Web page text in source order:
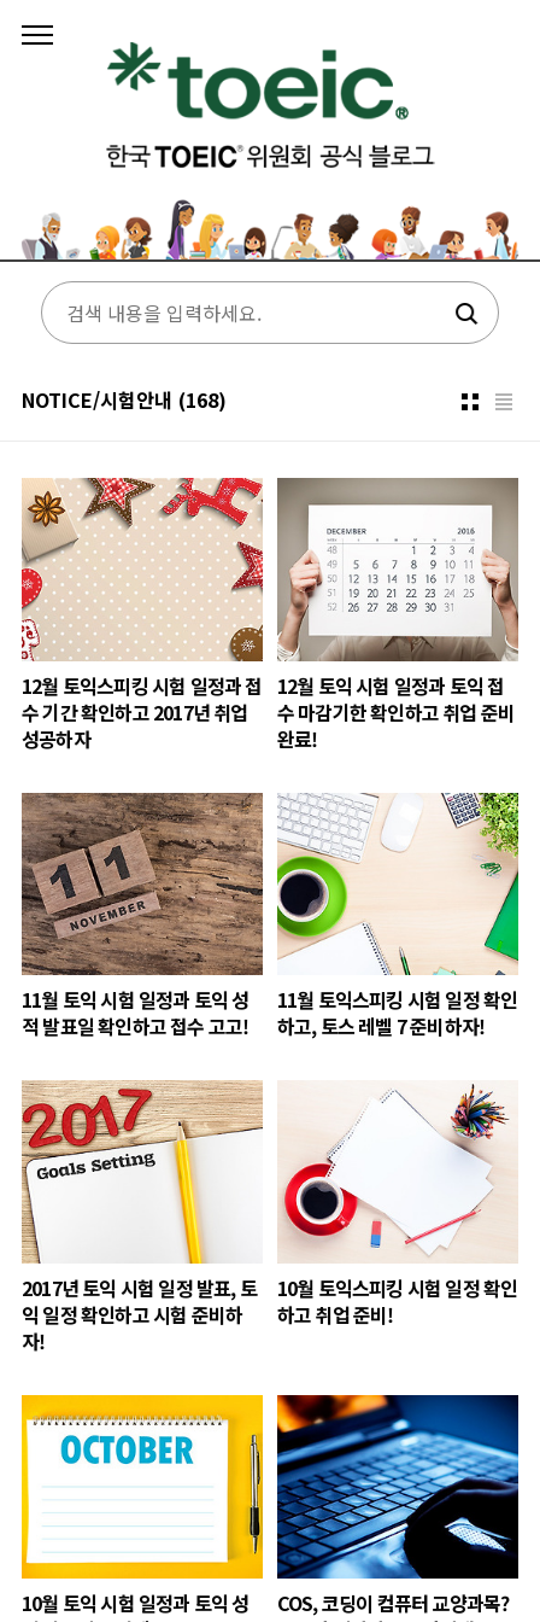
NOTICE/시험안내 (168)
12월 토익스피킹 시험 일정과 접
수 기간 확인하고 2017년 취업
성공하자
12월 토익 시험 일정과 토익 접
수 마감기한 확인하고 취업 준비
완료!
11월 토익 시험 일정과 토익 성
적 발표일 확인하고 접수 고고!
11월 토익스피킹 시험 일정 확인
하고, 토스 레벨 7 준비하자!
2017년 토익 시험 일정 발표, 토
익 일정 확인하고 시험 준비하
자!
10월 토익스피킹 시험 일정 확인
하고 취업 준비!
10월 토익 시험 일정과 토익 성
COS, 코딩이 컴퓨터 교양과목?